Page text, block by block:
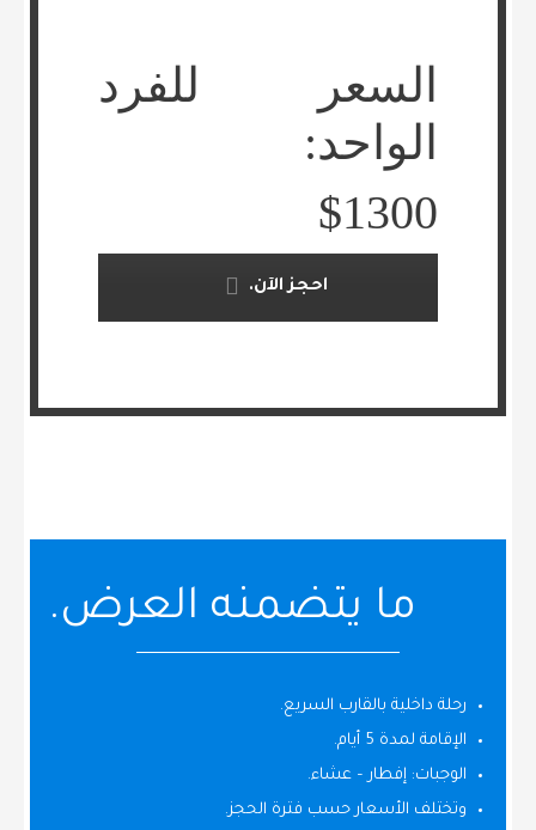
السعر للفرد
الواحد:
$1300
احجز الآن.
ما يتضمنه العرض.
رحلة داخلية بالقارب السريع.
الإقامة لمدة 5 أيام.
الوجبات: إفطار – عشاء.
وتختلف الأسعار حسب فترة الحجز.